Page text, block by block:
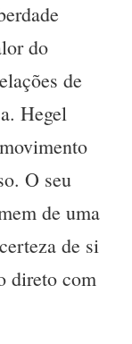
do
de
Hegel
O seu
de uma
de si
direto com